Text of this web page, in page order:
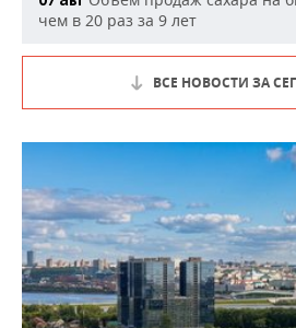
чем в 20 раз за 9 лет
ВСЕ НОВОСТИ ЗА